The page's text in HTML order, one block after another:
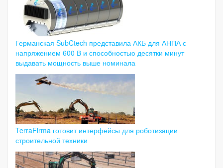
Германская SubCtech представила АКБ для АНПА с
напряжением 600 В и способностью десятки минут
выдавать мощность выше номинала
TerraFirma готовит интерфейсы для роботизации
строительной техники